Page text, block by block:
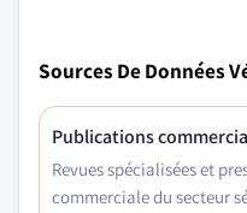
Sources De Données
Publications
Revues spécialisées et
commerciale du secteur